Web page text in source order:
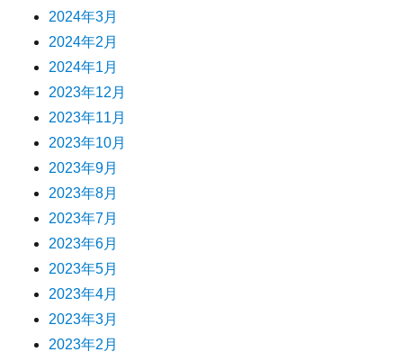
2024年3月
2024年2月
2024年1月
2023年12月
2023年11月
2023年10月
2023年9月
2023年8月
2023年7月
2023年6月
2023年5月
2023年4月
2023年3月
2023年2月